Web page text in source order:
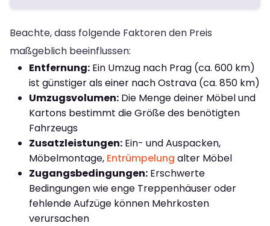
Beachte, dass folgende Faktoren den Preis
maßgeblich beeinflussen:
Entfernung: Ein Umzug nach Prag (ca. 600 km)
ist günstiger als einer nach Ostrava (ca. 850 km)
Umzugsvolumen: Die Menge deiner Möbel und
Kartons bestimmt die Größe des benötigten
Fahrzeugs
Zusatzleistungen: Ein- und Auspacken,
Möbelmontage, Entrümpelung alter Möbel
Zugangsbedingungen: Erschwerte
Bedingungen wie enge Treppenhäuser oder
fehlende Aufzüge können Mehrkosten
verursachen